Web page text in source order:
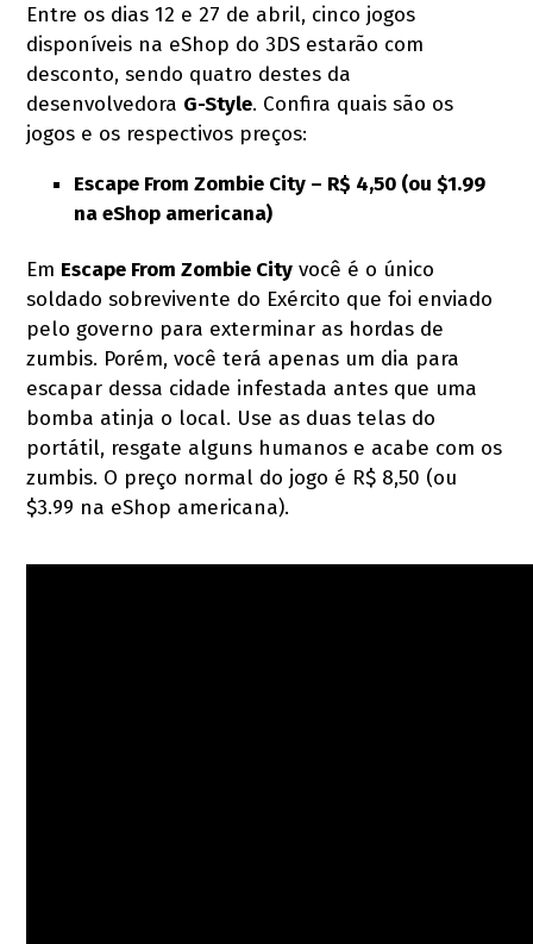
Entre os dias 12 e 27 de abril, cinco jogos
disponíveis na eShop do 3DS estarão com
desconto, sendo quatro destes da
desenvolvedora G-Style. Confira quais são os
jogos e os respectivos preços:
Escape From Zombie City – R$ 4,50 (ou $1.99
na eShop americana)
Em Escape From Zombie City você é o único
soldado sobrevivente do Exército que foi enviado
pelo governo para exterminar as hordas de
zumbis. Porém, você terá apenas um dia para
escapar dessa cidade infestada antes que uma
bomba atinja o local. Use as duas telas do
portátil, resgate alguns humanos e acabe com os
zumbis. O preço normal do jogo é R$ 8,50 (ou
$3.99 na eShop americana).